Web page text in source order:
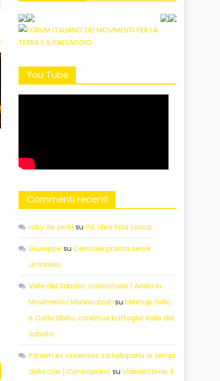
You Tube
Commenti recenti
roby de zerbi suPd, idea lista civica
Giuseppe suCentrale pronta serve
un’intesa
Valle del Sabato: cronostoria | Amici in
Movimento Manocalzati suMeetup Grillo
e Carlo Sibilia, continua battaglia Valle del
Sabato
Panem et circenses. La ludopatia ai tempi
della crisi | Contropiano suVideolotterie, il